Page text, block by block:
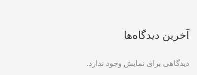
آخرین دیدگاه‌ها
دیدگاهی برای نمایش وجود ندارد.